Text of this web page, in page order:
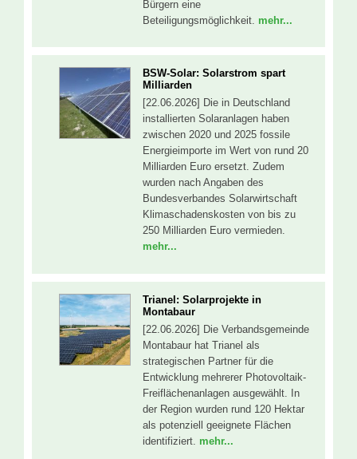
Bürgern eine
Beteiligungsmöglichkeit. mehr...
BSW-Solar: Solarstrom spart
Milliarden
[22.06.2026] Die in Deutschland
installierten Solaranlagen haben
zwischen 2020 und 2025 fossile
Energieimporte im Wert von rund 20
Milliarden Euro ersetzt. Zudem
wurden nach Angaben des
Bundesverbandes Solarwirtschaft
Klimaschadenskosten von bis zu
250 Milliarden Euro vermieden.
mehr...
Trianel: Solarprojekte in
Montabaur
[22.06.2026] Die Verbandsgemeinde
Montabaur hat Trianel als
strategischen Partner für die
Entwicklung mehrerer Photovoltaik-
Freiflächenanlagen ausgewählt. In
der Region wurden rund 120 Hektar
als potenziell geeignete Flächen
identifiziert. mehr...